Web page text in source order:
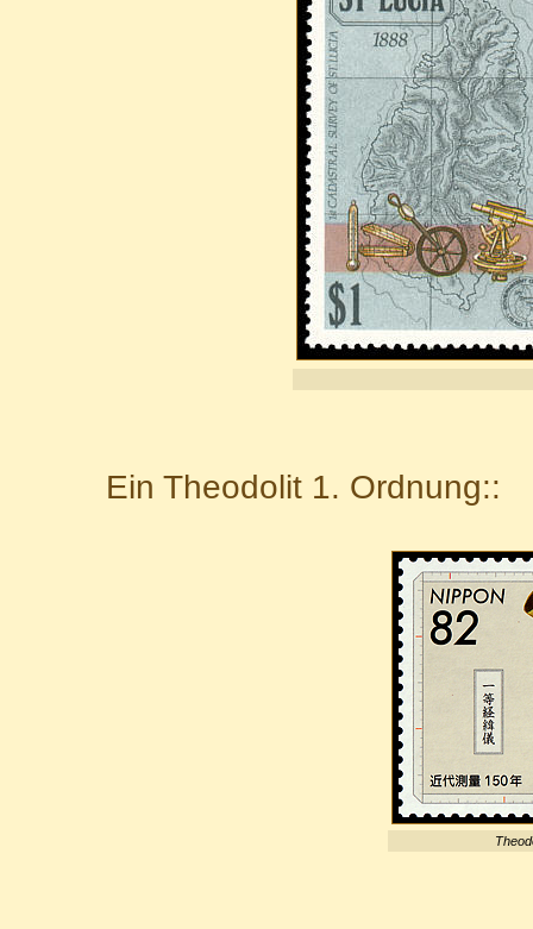
Ein Theodolit 1. Ordnung::